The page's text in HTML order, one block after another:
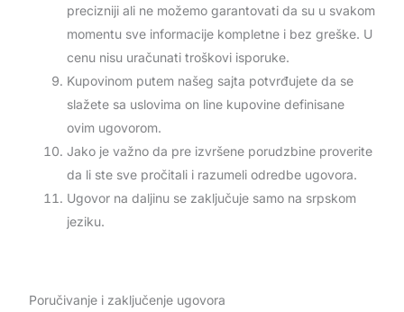
precizniji ali ne možemo garantovati da su u svakom
momentu sve informacije kompletne i bez greške. U
cenu nisu uračunati troškovi isporuke.
Kupovinom putem našeg sajta potvrđujete da se
slažete sa uslovima on line kupovine definisane
ovim ugovorom.
Jako je važno da pre izvršene porudzbine proverite
da li ste sve pročitali i razumeli odredbe ugovora.
Ugovor na daljinu se zaključuje samo na srpskom
jeziku.
Poručivanje i zaključenje ugovora